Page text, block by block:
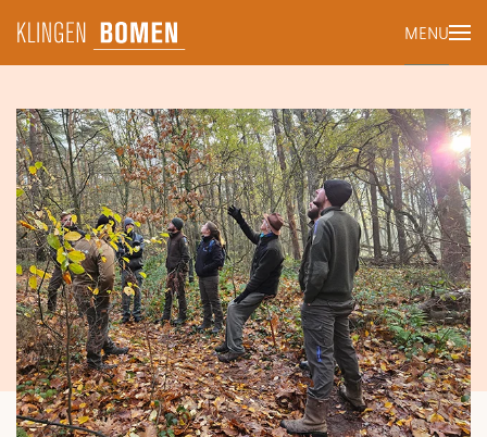
Terug naar hoofdinhoud
MENU